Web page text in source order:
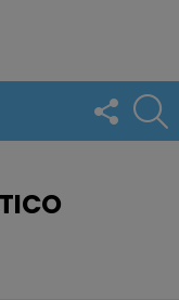
FOLLOW
US